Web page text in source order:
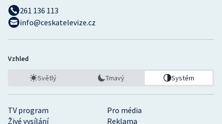
TV program
Pro média
Živé vysílání
Reklama
261 136 113
info@ceskatelevize.cz
Vzhled
Světlý Tmavý Systém